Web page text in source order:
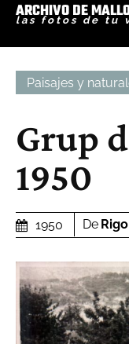
ARCHIVO DE
las fotos de tu
Paisajes y
Grup
1950
1950 De